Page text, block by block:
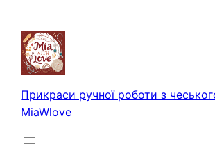
вмісту
Прикраси ручної роботи з
MiaWlove